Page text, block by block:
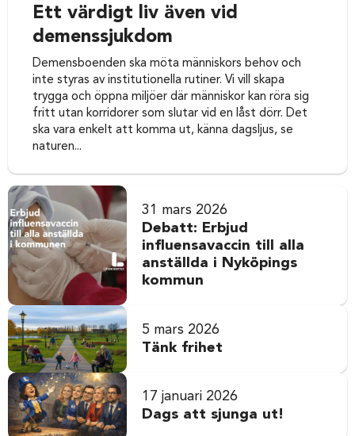
Ett värdigt liv även vid
demenssjukdom
Demensboenden ska möta människors behov och
inte styras av institutionella rutiner. Vi vill skapa
trygga och öppna miljöer där människor kan röra sig
fritt utan korridorer som slutar vid en låst dörr. Det
ska vara enkelt att komma ut, känna dagsljus, se
naturen...
31 mars 2026
Debatt: Erbjud
influensavaccin till alla
anställda i Nyköpings
kommun
5 mars 2026
Tänk frihet
17 januari 2026
Dags att sjunga ut!